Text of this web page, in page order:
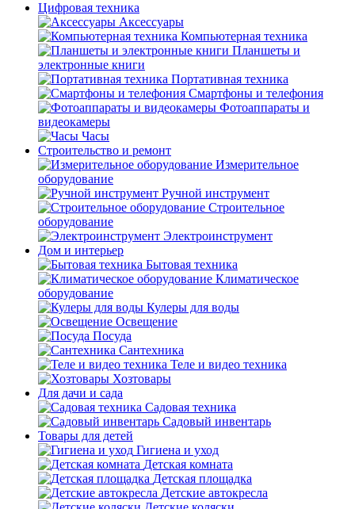
Цифровая техника
Аксессуары
Компьютерная техника
Планшеты и
электронные книги
Портативная техника
Смартфоны и телефония
Фотоаппараты и
видеокамеры
Часы
Строительство и ремонт
Измерительное
оборудование
Ручной инструмент
Строительное
оборудование
Электроинструмент
Дом и интерьер
Бытовая техника
Климатическое
оборудование
Кулеры для воды
Освещение
Посуда
Сантехника
Теле и видео техника
Хозтовары
Для дачи и сада
Садовая техника
Садовый инвентарь
Товары для детей
Гигиена и уход
Детская комната
Детская площадка
Детские автокресла